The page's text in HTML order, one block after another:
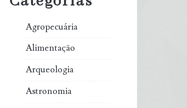
Agropecuária
Alimentação
Arqueologia
Astronomia